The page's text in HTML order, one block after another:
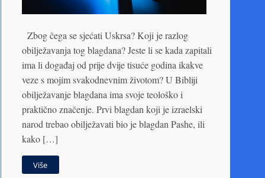
Zbog čega se sjećati Uskrsa? Koji je razlog
obilježavanja tog blagdana? Jeste li se kada zapitali
ima li događaj od prije dvije tisuće godina ikakve
veze s mojim svakodnevnim životom? U Bibliji
obilježavanje blagdana ima svoje teološko i
praktično značenje. Prvi blagdan koji je izraelski
narod trebao obilježavati bio je blagdan Pashe, ili
kako […]
Više